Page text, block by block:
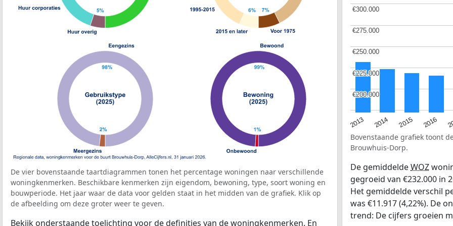
De vier bovenstaande taartdiagrammen tonen het percentage woningen naar verschillende
woningkenmerken. Beschikbare kenmerken zijn eigendom, bewoning, type, soort woning en
bouwperiode. Het jaar waar de data voor gelden staat in het midden van de grafiek. Klik op
de afbeelding om deze groter weer te geven.
Bekijk onderstaande toelichting voor de definities van de woningkenmerken. En
2013 2014 2015 2016
€200.000
€200.000
€225.000
€225.000
€250.000
€250.000
€275.000
€275.000
€300.000
€300.000
Bovenstaande grafiek toont
Brouwhuis-Dorp.
De gemiddeldeWOZ
gegroeid van €232.000 in
Het gemiddelde verschil
was €11.917 (4,22%). De
trend: De cijfers groeien